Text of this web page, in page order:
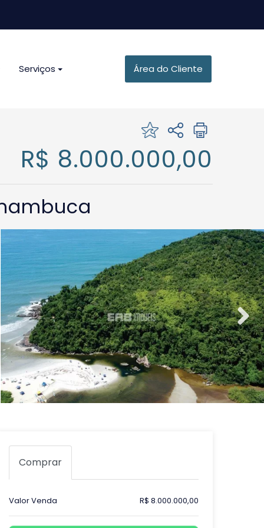
Serviços Área do Cliente
R$ 8.000.000,00
Comprar
Valor Venda R$ 8.000.000,00